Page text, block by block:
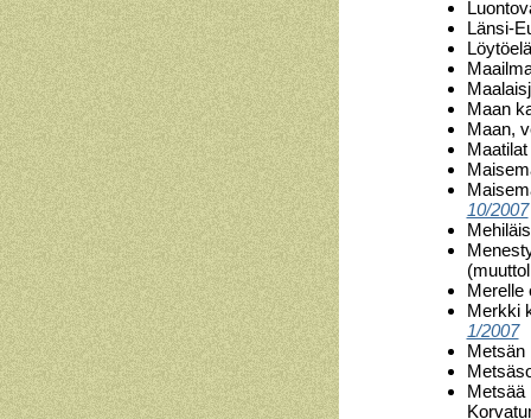
Länsi-
Maan
Maan,
10/2007
Merelle
Merkki
1/2007
Metsää